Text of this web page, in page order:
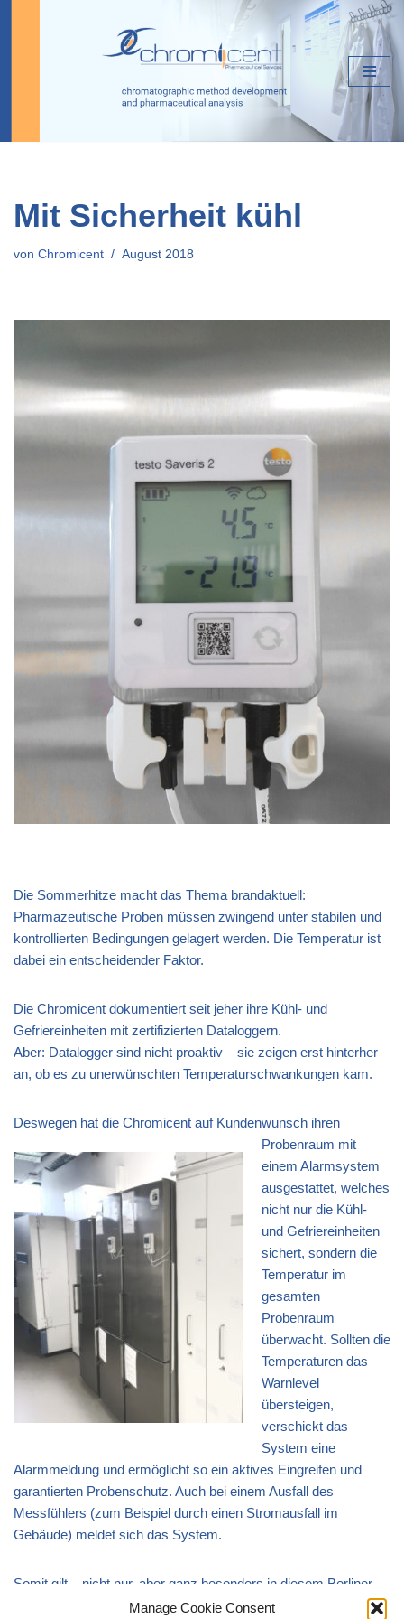
Manage Cookie Consent
Mit Sicherheit kühl
von Chromicent August 2018
Die Sommerhitze macht das Thema brandaktuell:
Pharmazeutische Proben müssen zwingend unter stabilen und
kontrollierten Bedingungen gelagert werden. Die Temperatur ist
dabei ein entscheidender Faktor.
Die Chromicent dokumentiert seit jeher ihre Kühl- und
Gefriereinheiten mit zertifizierten Dataloggern.
Aber: Datalogger sind nicht proaktiv – sie zeigen erst hinterher
an, ob es zu unerwünschten Temperaturschwankungen kam.
Deswegen hat die Chromicent auf Kundenwunsch ihren
Probenraum mit
einem Alarmsystem
ausgestattet, welches
nicht nur die Kühl-
und Gefriereinheiten
sichert, sondern die
Temperatur im
gesamten
Probenraum
überwacht. Sollten die
Temperaturen das
Warnlevel
übersteigen,
verschickt das
System eine
Alarmmeldung und ermöglicht so ein aktives Eingreifen und
garantierten Probenschutz. Auch bei einem Ausfall des
Messfühlers (zum Beispiel durch einen Stromausfall im
Gebäude) meldet sich das System.
Somit gilt – nicht nur, aber ganz besonders in diesem Berliner
Sommer – die Chromicent bleibt mit Sicherheit kühl.